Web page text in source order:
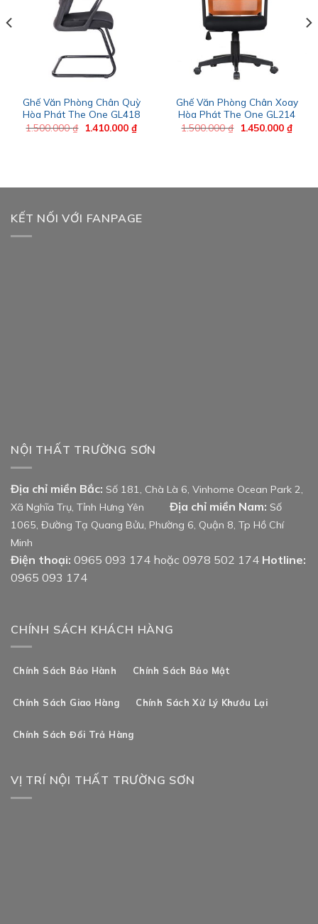
Ghế Văn Phòng Chân Quỳ
Hòa Phát The One GL418
1.500.000₫ Giá
1.410.000 ₫Giá
hiện
Ghế Văn Phòng Chân Xoay
Hòa Phát The One GL214
1.500.000₫ Giá
1.450.000 ₫Giá
hiện
KẾT NỐI VỚI FANPAGE
NỘI THẤT TRƯỜNG SƠN
Địa chỉ miền Bắc: Số 181, Chà Là 6, Vinhome Ocean Park 2,
Xã Nghĩa Trụ, Tỉnh Hưng Yên
Địa chỉ miền Nam: Số
1065, Đường Tạ Quang Bửu, Phường 6, Quận 8, Tp Hồ Chí
Minh
Điện thoại: 0965 093 174 hoặc 0978 502 174 Hotline:
0965 093 174
CHÍNH SÁCH KHÁCH HÀNG
Chính Sách Bảo Hành Chính Sách Bảo Mật
Chính Sách Giao Hàng Chính Sách Xử Lý Khướu Lại
Chính Sách Đổi Trả Hàng
VỊ TRÍ NỘI THẤT TRƯỜNG SƠN